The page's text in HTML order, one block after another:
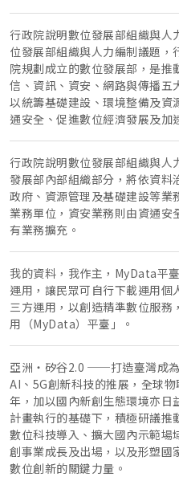
行政院說明數位發展部組織與
位發展部組織與人力編制議題，
院規劃成立的數位發展部，是
信、資訊、資安、網路與傳播五
以統籌基礎建設、環境整備及資
通安全、促進數位經濟發展及加
行政院說明數位發展部組織與人
發展部內部組織部分，將依資料
政府、資源管理及基礎建設等業
業務單位，資安業務則由資通安
有業務擴充。
我的資料，我作主，MyData平
運用，讓民眾可自行下載運用個
三方運用，以創造精準數位服
用（MyData）平臺」。
亞洲‧矽谷2.0 ──打造臺灣成為
AI、5G創新科技的推展，全球
年，加以國內新創生態環境亦日
計畫執行的基礎下，積極研議
數位科技導入、擴大國內示範場
創事業成長及出場，以及形塑國
數位創新的關鍵力量。